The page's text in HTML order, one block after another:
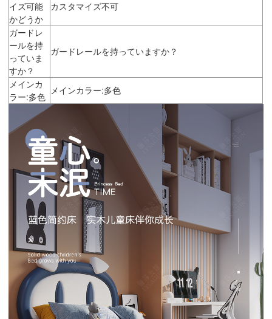
イズ可能
かどうか
カスタマイズ不可
ガードレ
ールを持
っていま
すか？
ガードレールを持っていますか？
メインカ
ラー:多色
メインカラー:多色